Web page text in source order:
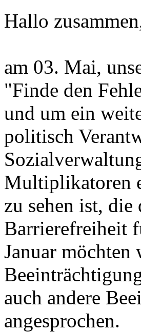
Hallo
am 03. Mai,
"Finde den
und um ein
politisch
Multiplikatoren
zu sehen ist,
Barrierefreiheit
Januar
auch andere
angesprochen.